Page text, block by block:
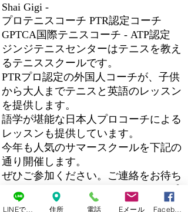
Shai Gigi -
プロテニスコーチ PTR認定コーチ
GPTCA国際テニスコーチ - ATP認定 ​
ジンジテニスセンターはテニスを教え
るテニススクールです。
PTRプロ認定の外国人コーチが、子供
から大人までテニスと英語のレッスン
を提供します。
語学が堪能な日本人プロコーチによる
レッスンも提供しています。
今年も人気のサマースクールを下記の
通り開催します。
ぜひご参加ください。ご連絡をお待ち
しております。Shai Gigi - あなたのプ
ロテニスコーチのご紹介
住所 電話 Eメール